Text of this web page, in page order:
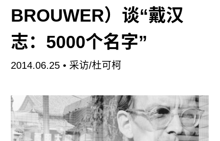
专栏
视频
ENGLISH
ART & EDUCATION
订阅
往期内容
BROUWER）谈“戴汉
志：5000个名字”
2014.06.25 • 采访/杜可柯